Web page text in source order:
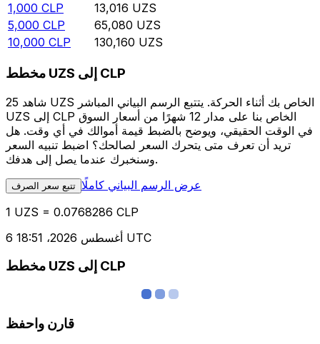
1,000 CLP 13,016 UZS
5,000 CLP 65,080 UZS
10,000 CLP 130,160 UZS
مخطط UZS إلى CLP
شاهد 25 UZS الخاص بك أثناء الحركة. يتتبع الرسم البياني المباشر
UZS إلى CLP الخاص بنا على مدار 12 شهرًا من أسعار السوق
في الوقت الحقيقي، ويوضح بالضبط قيمة أموالك في أي وقت. هل
تريد أن تعرف متى يتحرك السعر لصالحك؟ اضبط تنبيه السعر
وسنخبرك عندما يصل إلى هدفك.
تتبع سعر الصرف عرض الرسم البياني كاملًا
1 UZS = 0.0768286 CLP
6 أغسطس 2026، 18:51 UTC
مخطط UZS إلى CLP
قارن واحفظ